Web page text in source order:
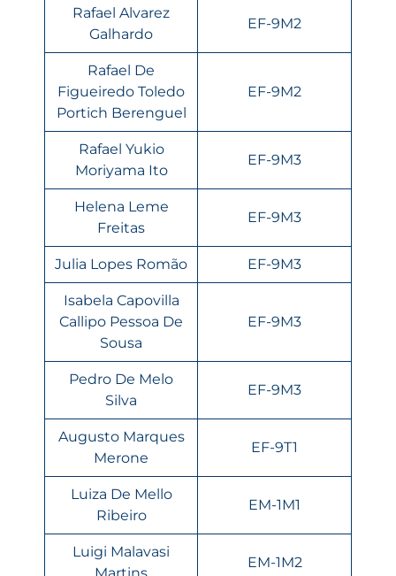
Rafael Alvarez
Galhardo
EF-9M2
Rafael De
Figueiredo Toledo
Portich Berenguel
EF-9M2
Rafael Yukio
Moriyama Ito
EF-9M3
Helena Leme
Freitas
EF-9M3
Julia Lopes Romão EF-9M3
Isabela Capovilla
Callipo Pessoa De
Sousa
EF-9M3
Pedro De Melo
Silva
EF-9M3
Augusto Marques
Merone
EF-9T1
Luiza De Mello
Ribeiro
EM-1M1
Luigi Malavasi
EM-1M2